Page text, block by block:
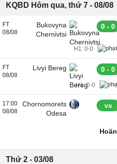
KQBD Hôm qua, thứ 7 - 08/08
FT
08/08
Bukovyna
Chernivtsi
0 - 0
H1: 0-0
FT
08/08
Livyi Bereg 0 - 0
H1:0-0
17:00
08/08
Chornomorets
Odesa
vs
Hoãn
Thứ 2 - 03/08